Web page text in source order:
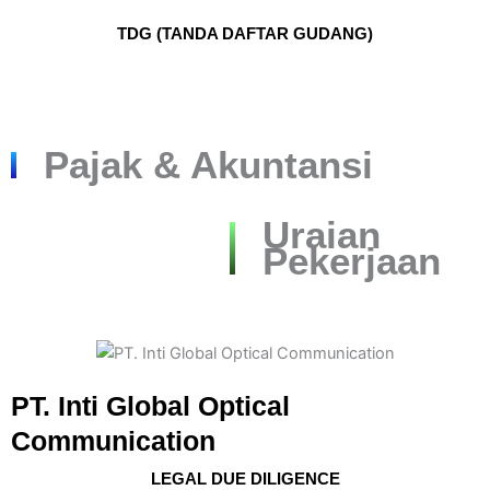
TDG (TANDA DAFTAR GUDANG)
Pajak & Akuntansi
Uraian
Pekerjaan
PT. Inti Global Optical
Communication
LEGAL DUE DILIGENCE